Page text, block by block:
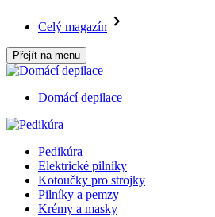
Celý magazín
Přejít na menu
Domácí depilace
Pedikúra
Elektrické pilníky
Kotoučky pro strojky
Pilníky a pemzy
Krémy a masky